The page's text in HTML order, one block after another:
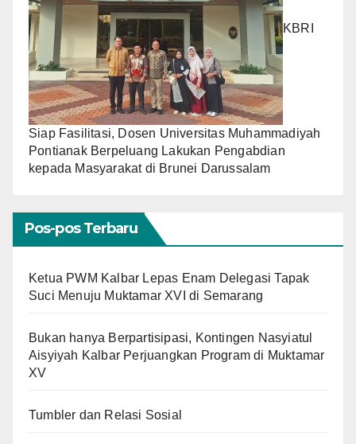
KBRI
Siap Fasilitasi, Dosen Universitas Muhammadiyah
Pontianak Berpeluang Lakukan Pengabdian
kepada Masyarakat di Brunei Darussalam
Pos-pos Terbaru
Ketua PWM Kalbar Lepas Enam Delegasi Tapak
Suci Menuju Muktamar XVI di Semarang
Bukan hanya Berpartisipasi, Kontingen Nasyiatul
Aisyiyah Kalbar Perjuangkan Program di Muktamar
XV
Tumbler dan Relasi Sosial